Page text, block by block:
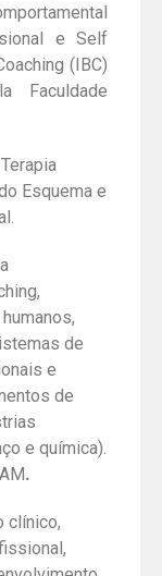
e Self
(IBC)
Faculdade
Esquema e
de
e
de
e química).
.
clínico,